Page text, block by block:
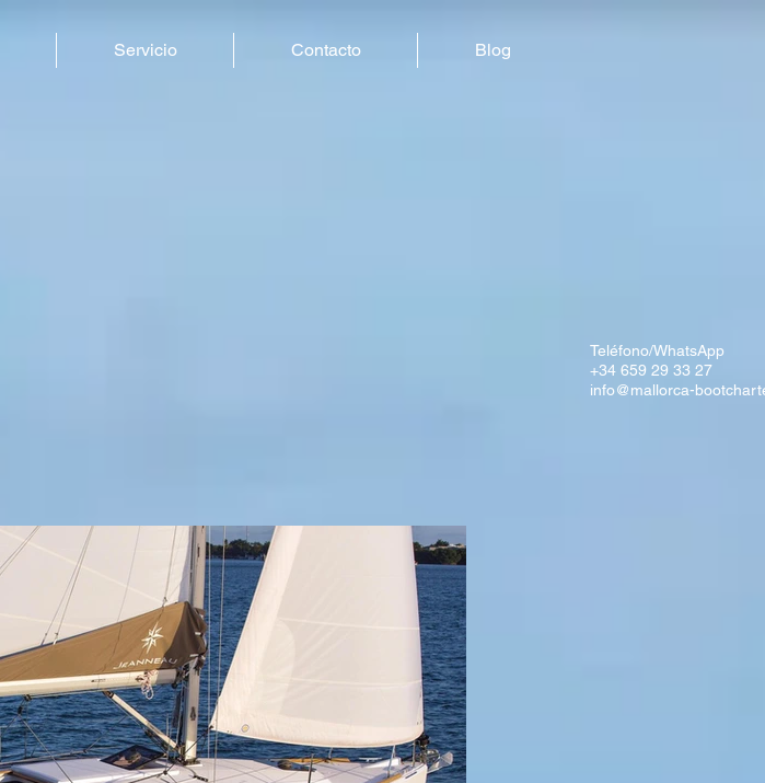
Servicio Contacto Blog
Teléfono/WhatsApp
+34 659 29 33 27
info@mallorca-